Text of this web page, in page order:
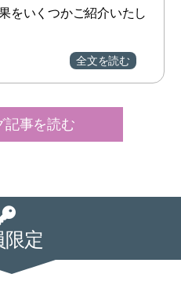
をいくつかご紹介いたし
全文を読む
記事を読む
限定